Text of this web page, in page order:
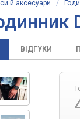
й аксесуари /
ВІДГУКИ